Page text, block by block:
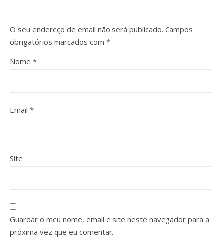
O seu endereço de email não será publicado. Campos
obrigatórios marcados com *
Nome *
Email *
Site
Guardar o meu nome, email e site neste navegador para a
próxima vez que eu comentar.